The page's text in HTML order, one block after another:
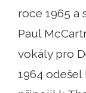
roce 1965 a
Paul
vokály pro
1964 odešel